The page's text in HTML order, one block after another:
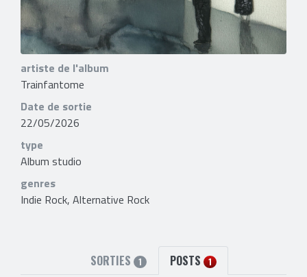
artiste de l'album
Trainfantome
Date de sortie
22/05/2026
type
Album studio
genres
Indie Rock, Alternative Rock
SORTIES 1 POSTS 1